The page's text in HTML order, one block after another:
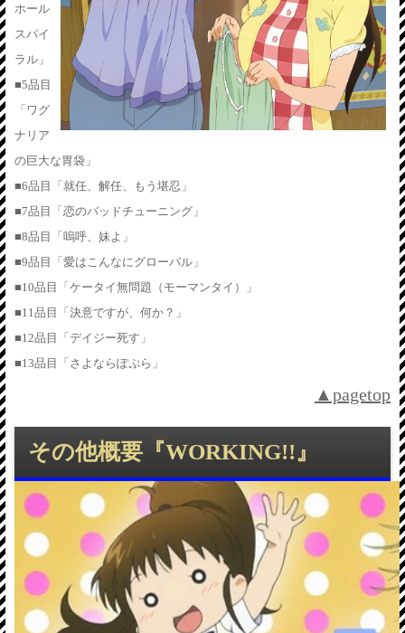
ホール
スパイ
ラル」
■5品目
「ワグ
ナリア
の巨大な胃袋」
■6品目「就任、解任、もう堪忍」
■7品目「恋のバッドチューニング」
■8品目「嗚呼、妹よ」
■9品目「愛はこんなにグローバル」
■10品目「ケータイ無問題（モーマンタイ）」
■11品目「決意ですが、何か？」
■12品目「デイジー死す」
■13品目「さよならぽぷら」
▲pagetop
その他概要『WORKING!!』